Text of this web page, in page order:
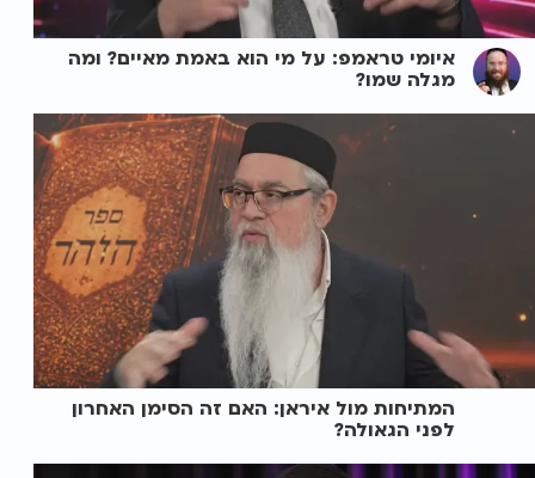
איומי טראמפ: על מי הוא באמת מאיים? ומה
מגלה שמו?
המתיחות מול איראן: האם זה הסימן האחרון
לפני הגאולה?